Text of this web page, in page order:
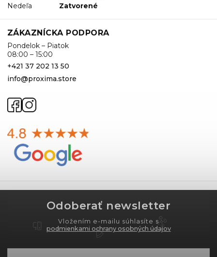
Nedeľa
Zatvorené
ZÁKAZNÍCKA PODPORA
Pondelok – Piatok
08:00 – 15:00
+421 37 202 13 50
info@proxima.store
Odoberať newsletter
Vložením e-mailu súhlasíte s
podmienkami ochrany osobných údajov